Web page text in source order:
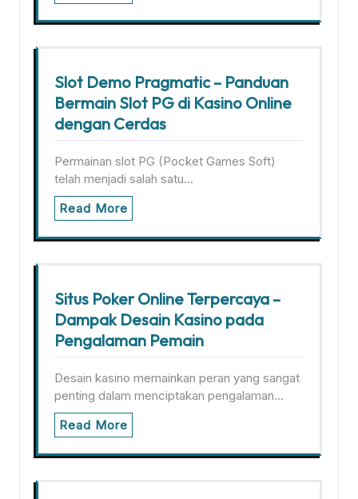
Slot Demo Pragmatic – Panduan
Bermain Slot PG di Kasino Online
dengan Cerdas
Permainan slot PG (Pocket Games Soft)
telah menjadi salah satu…
Read More
Situs Poker Online Terpercaya –
Dampak Desain Kasino pada
Pengalaman Pemain
Desain kasino memainkan peran yang sangat
penting dalam menciptakan pengalaman…
Read More